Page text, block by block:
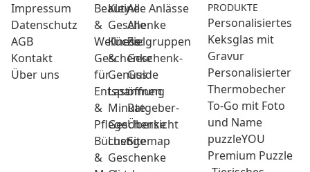
Impressum
Datenschutz
AGB
Kontakt
Über uns
Beauty
&
Wellness:
Geschenke
für
Entspannung
&
Pflege
Bücher
&
Kleine
Geschenke
Küche
&
Genuss
Last
Minute
Geschenke
Lustige
Geschenke
Alle Anlässe
Alle
Zielgruppen
Geschenk-
Guide
öffnen
Ratgeber-
Übersicht
Sitemap
PRODUKTE
Personalisiertes
Keksglas mit
Gravur
Personalisierter
Thermobecher
To-Go mit Foto
und Name
puzzleYOU
Premium Puzzle